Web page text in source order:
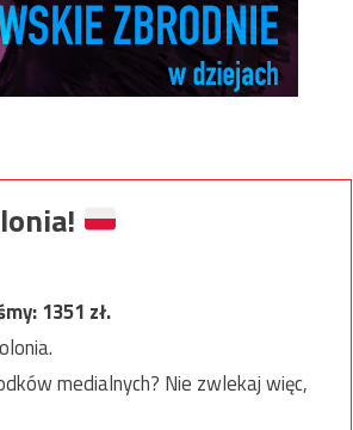
1351 zł.
medialnych? Nie zwlekaj więc,